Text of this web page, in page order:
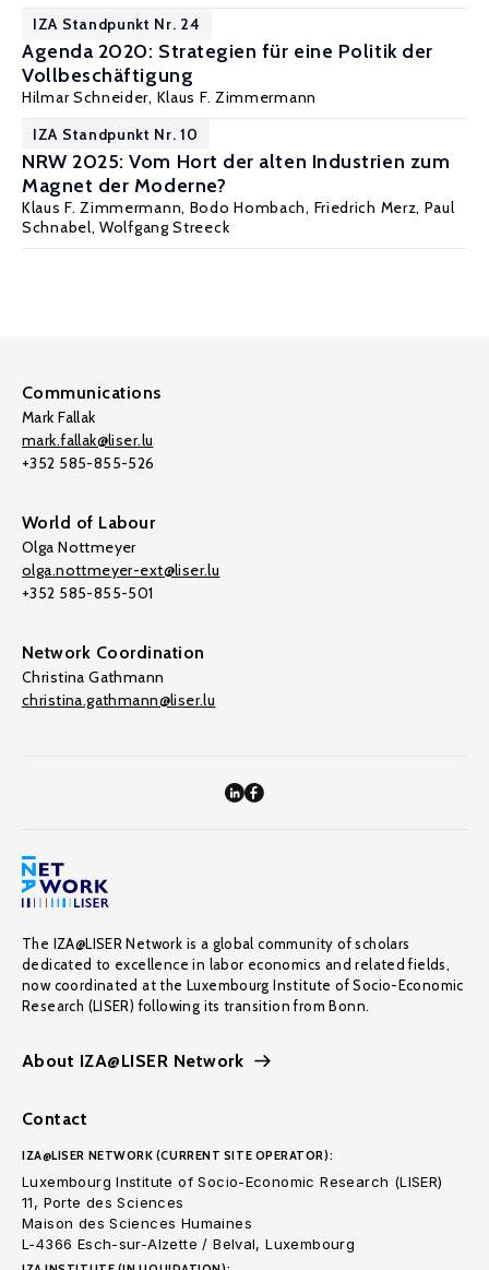
IZA Standpunkt Nr. 24
Agenda 2020: Strategien für eine Politik der
Vollbeschäftigung
Hilmar Schneider, Klaus F. Zimmermann
IZA Standpunkt Nr. 10
NRW 2025: Vom Hort der alten Industrien zum
Magnet der Moderne?
Klaus F. Zimmermann, Bodo Hombach, Friedrich Merz, Paul
Schnabel,Wolfgang Streeck
Communications
Mark Fallak
mark.fallak@liser.lu
+352 585-855-526
World of Labour
Olga Nottmeyer
olga.nottmeyer-ext@liser.lu
+352 585-855-501
Network Coordination
Christina Gathmann
christina.gathmann@liser.lu
The IZA@LISER Network is a global community of scholars
dedicated to excellence in labor economics and related fields,
now coordinated at the Luxembourg Institute of Socio-Economic
Research (LISER) following its transition from Bonn.
About IZA@LISER Network
Contact
IZA@LISER NETWORK (CURRENT SITE OPERATOR):
Luxembourg Institute of Socio-Economic Research (LISER)
11, Porte des Sciences
Maison des Sciences Humaines
L-4366 Esch-sur-Alzette / Belval, Luxembourg